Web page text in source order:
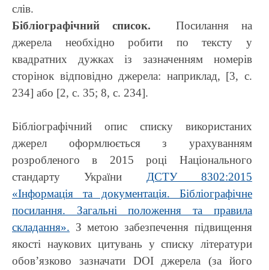
слів.
Бібліографічний список. Посилання на
джерела необхідно робити по тексту у
квадратних дужках із зазначенням номерів
сторінок відповідно джерела: наприклад, [3, с.
234] або [2, с. 35; 8, с. 234].
Бібліографічний опис списку використаних
джерел оформлюється з урахуванням
розробленого в 2015 році Національного
стандарту України
ДСТУ 8302:2015
«Інформація та документація. Бібліографічне
посилання. Загальні положення та правила
складання». З метою забезпечення підвищення
якості наукових цитувань у списку літератури
обов’язково зазначати DOI джерела (за його